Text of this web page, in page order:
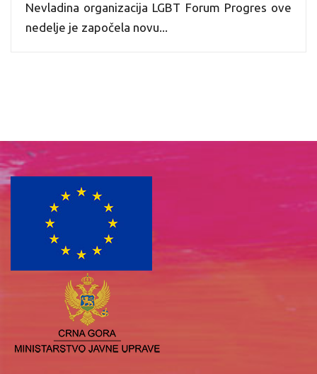
Nevladina organizacija LGBT Forum Progres ove
nedelje je započela novu...